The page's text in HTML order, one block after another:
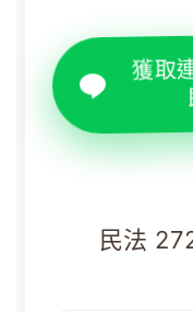
獲取
民法